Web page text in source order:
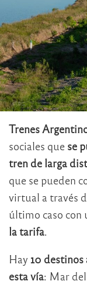
Trenes
sociales que se
tren de larga
que se pueden
virtual a través
último caso con
la tarifa.
Hay 10 destinos
esta vía: Mar